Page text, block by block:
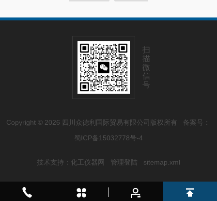
扫
描
微
信
号
Copyright © 2026 四川众德利国际贸易有限公司版权所有 备案号：
蜀ICP备15032778号-4
技术支持： 化工仪器网 管理登陆 sitemap.xml